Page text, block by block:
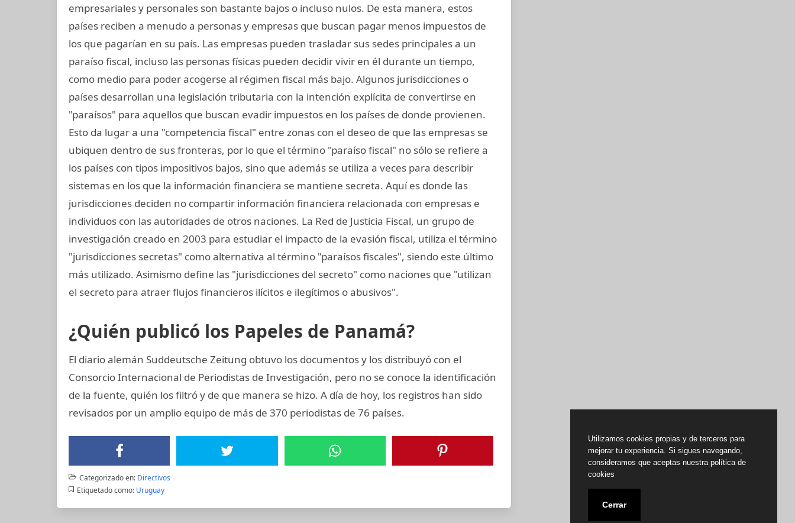
empresariales y personales son bastante bajos o incluso nulos. De esta manera, estos
países reciben a menudo a personas y empresas que buscan pagar menos impuestos de
los que pagarían en su país. Las empresas pueden trasladar sus sedes principales a un
paraíso fiscal, incluso las personas físicas pueden decidir vivir en él durante un tiempo,
como medio para poder acogerse al régimen fiscal más bajo. Algunos jurisdicciones o
países desarrollan una legislación tributaria con la intención explícita de convertirse en
"paraísos" para aquellos que buscan evadir impuestos en los países de donde provienen.
Esto da lugar a una "competencia fiscal" entre zonas con el deseo de que las empresas se
ubiquen dentro de sus fronteras, por lo que el término "paraíso fiscal" no sólo se refiere a
los países con tipos impositivos bajos, sino que además se utiliza a veces para describir
sistemas en los que la información financiera se mantiene secreta. Aquí es donde las
jurisdicciones deciden no compartir información financiera relacionada con empresas e
individuos con las autoridades de otros naciones. La Red de Justicia Fiscal, un grupo de
investigación creado en 2003 para estudiar el impacto de la evasión fiscal, utiliza el término
"jurisdicciones secretas" como alternativa al término "paraísos fiscales", siendo este último
más utilizado. Asimismo define las "jurisdicciones del secreto" como naciones que "utilizan
el secreto para atraer flujos financieros ilícitos e ilegítimos o abusivos".
¿Quién publicó los Papeles de Panamá?
El diario alemán Suddeutsche Zeitung obtuvo los documentos y los distribuyó con el
Consorcio Internacional de Periodistas de Investigación, pero no se conoce la identificación
de la fuente, quién los filtró y de que manera se hizo. A día de hoy, los registros han sido
revisados por un amplio equipo de más de 370 periodistas de 76 países.
Categorizado en: Directivos
Etiquetado como: Uruguay
Utilizamos cookies propias y de terceros para
mejorar tu experiencia. Si sigues navegando,
consideramos que aceptas nuestra política de
cookies
Cerrar